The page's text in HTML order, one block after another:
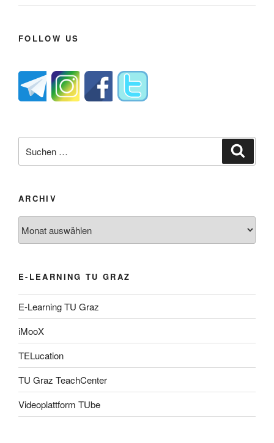
FOLLOW US
nach:
ARCHIV
E-LEARNING TU GRAZ
E-Learning TU Graz
iMooX
TELucation
TU Graz TeachCenter
Videoplattform TUbe